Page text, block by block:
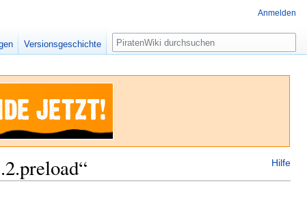
Hilfe
Anmelden
Versionsgeschichte Suche